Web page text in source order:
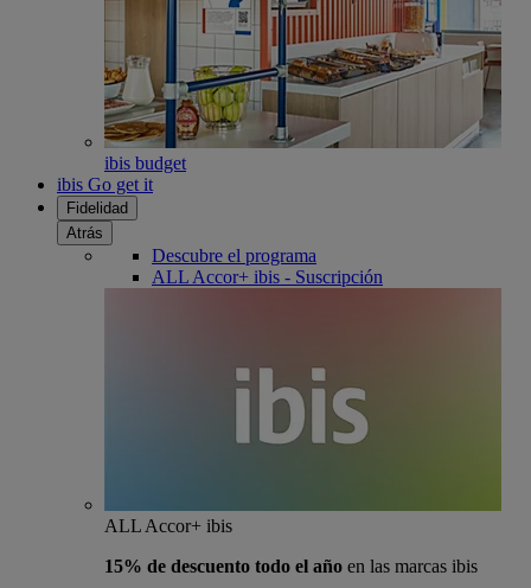
ibis budget
ibis Go get it
Fidelidad
Atrás
Descubre el programa
ALL Accor+ ibis - Suscripción
ALL Accor+ ibis
15% de descuento todo el año en las marcas ibis